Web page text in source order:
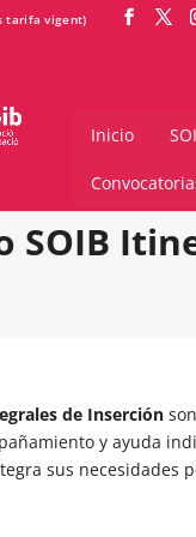
Inicio
SOIB
de Inserción
y ayuda
sus necesidades